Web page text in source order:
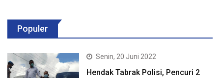
Populer
Senin, 20 Juni 2022
Hendak Tabrak Polisi, Pencuri 2